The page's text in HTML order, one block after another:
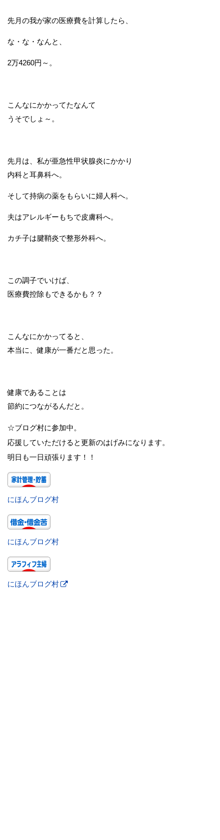
先月の我が家の医療費を計算したら、
な・な・なんと、
2万4260円～。
こんなにかかってたなんて
うそでしょ～。
先月は、私が亜急性甲状腺炎にかかり
内科と耳鼻科へ。
そして持病の薬をもらいに婦人科へ。
夫はアレルギーもちで皮膚科へ。
カチ子は腱鞘炎で整形外科へ。
この調子でいけば、
医療費控除もできるかも？？
こんなにかかってると、
本当に、健康が一番だと思った。
健康であることは
節約につながるんだと。
☆ブログ村に参加中。
応援していただけると更新のはげみになります。
明日も一日頑張ります！！
にほんブログ村
にほんブログ村
にほんブログ村